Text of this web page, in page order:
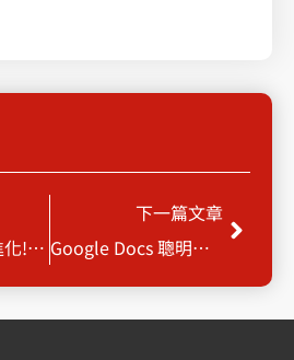
Google日曆再進化!整合地圖功能，評論、路線規劃一氣呵成
下一篇文章
Google Docs 聰明小技巧，秒速查看編輯者歷程
下一